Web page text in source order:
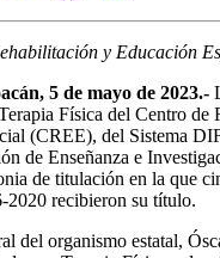
y Educación
5 de mayo de 2023.-
Física del Centro de
(CREE), del Sistema
de Enseñanza e
de titulación en la que
2020 recibieron su título.
del organismo estatal,